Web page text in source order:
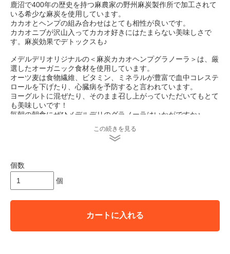
鹿沼で400年の歴史を持つ麻農家の野州麻炭製作所で加工されて
いる希少な麻炭を使用しています。
カカオとヘンプの組み合わせはとても相性が良いです。
カカオニブが沢山入ってカカオ好きにはたまらない美味しさで
す。麻炭効果でデトックスも♪
メデルデリオリジナルの＜麻炭カカオヘンプグラノーラ＞は、厳
選したオーガニック食材を使用しています。
オーツ麦は食物繊維、ビタミン、ミネラルが豊富で血中コレステ
ロールを下げたり、心臓病を予防すると言われています。
ヨーグルトに混ぜたり、そのまま召し上がっていただいてもとて
も美味しいです！
毎朝の朝食にぜひメデルデリのグラノーラはいかがですか♪
「人に優しい食べ物は地球にも優しい」
この美しい地球環境を未来にも残していけるように、今できる事
事だろうと信じて。
地球上の生物すべての循環を考えて、なるべく負担の掛からない
皆様の心と身体が健康でありますように、愛をこめて・・・・
＊店頭販売も行っている為、在庫切れの場合がございます。
この続きを見る
個数
個
カートに入れる